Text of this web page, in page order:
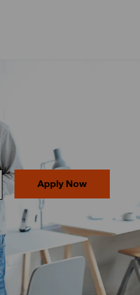
Apply Now